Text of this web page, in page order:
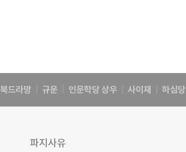
북드라망 규문 인문학당 상우 사이재 하심당
파지사유